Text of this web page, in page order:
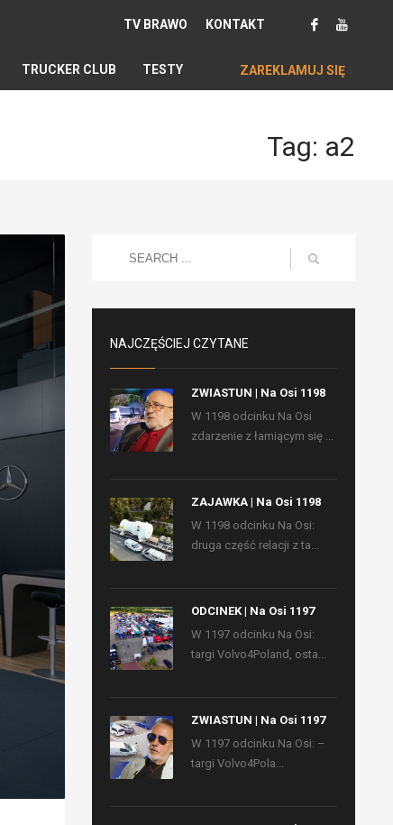
TV BRAWO KONTAKT
TRUCKER CLUB TESTY ZAREKLAMUJ SIĘ
Tag: a2
NAJCZĘŚCIEJ CZYTANE
ZWIASTUN | Na Osi 1198
W 1198 odcinku Na Osi
zdarzenie z łamiącym się ...
ZAJAWKA | Na Osi 1198
W 1198 odcinku Na Osi:
druga część relacji z ta...
ODCINEK | Na Osi 1197
W 1197 odcinku Na Osi:
targi Volvo4Poland, osta...
ZWIASTUN | Na Osi 1197
W 1197 odcinku Na Osi: –
targi Volvo4Pola...